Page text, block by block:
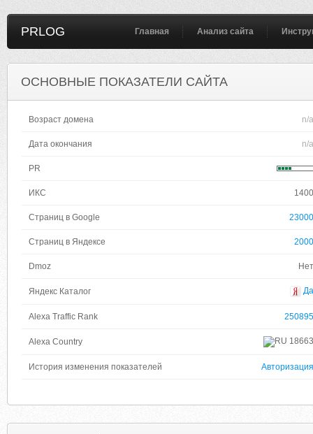
PRLOG Главная Анализ сайта
ОСНОВНЫЕ ПОКАЗАТЕЛИ САЙТА
Возраст домена n/a
Дата окончания n/a
PR
ИКС 1400
Страниц в Google 23000
Страниц в Яндексе 2000
Dmoz Нет
Яндекс Каталог Да
Alexa Traffic Rank 250895
Alexa Country 18663
История изменения показателей Авторизация